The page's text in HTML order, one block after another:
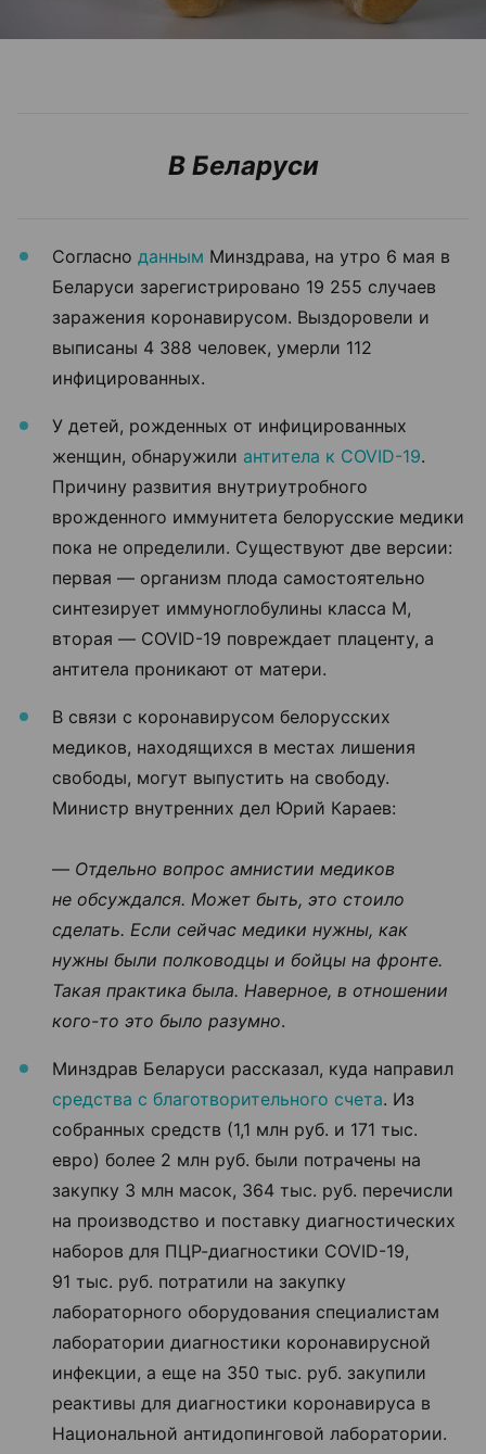
В Беларуси
Согласно данным Минздрава, на утро 6 мая в
Беларуси зарегистрировано 19 255 случаев
заражения коронавирусом. Выздоровели и
выписаны 4 388 человек, умерли 112
инфицированных.
У детей, рожденных от инфицированных
женщин, обнаружили антитела к COVID-19.
Причину развития внутриутробного
врожденного иммунитета белорусские медики
пока не определили. Существуют две версии:
первая — организм плода самостоятельно
синтезирует иммуноглобулины класса М,
вторая — COVID-19 повреждает плаценту, а
антитела проникают от матери.
В связи с коронавирусом белорусских
медиков, находящихся в местах лишения
свободы, могут выпустить на свободу.
Министр внутренних дел Юрий Караев:
— Отдельно вопрос амнистии медиков
не обсуждался. Может быть, это стоило
сделать. Если сейчас медики нужны, как
нужны были полководцы и бойцы на фронте.
Такая практика была. Наверное, в отношении
кого-то это было разумно.
Минздрав Беларуси рассказал, куда направил
средства с благотворительного счета. Из
собранных средств (1,1 млн руб. и 171 тыс.
евро) более 2 млн руб. были потрачены на
закупку 3 млн масок, 364 тыс. руб. перечисли
на производство и поставку диагностических
наборов для ПЦР-диагностики COVID-19,
91 тыс. руб. потратили на закупку
лабораторного оборудования специалистам
лаборатории диагностики коронавирусной
инфекции, а еще на 350 тыс. руб. закупили
реактивы для диагностики коронавируса в
Национальной антидопинговой лаборатории.